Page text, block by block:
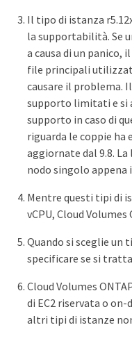
Il tipo di istanza
la supportabilità. Se
a causa di un panico,
file principali
causare il problema.
supporto limitati e si
supporto in caso di
riguarda le coppie
aggiornate dal 9.8.
nodo singolo
Mentre questi tipi di
vCPU, Cloud
Quando si sceglie un
specificare se si
Cloud Volumes
di EC2 riservata o
altri tipi di istanze